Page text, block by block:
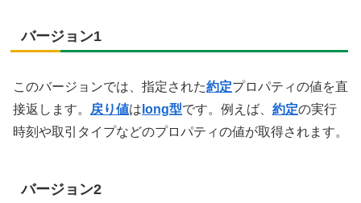
バージョン1
このバージョンでは、指定された約定プロパティの値を直
接返します。 戻り値は long型です。例えば、 約定の実行
時刻や取引タイプなどのプロパティの値が取得されます。
バージョン2